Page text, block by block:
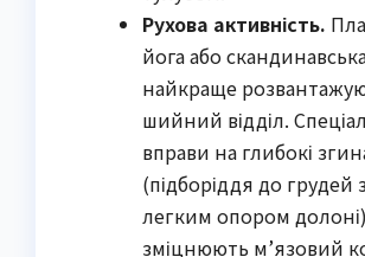
Рухова активність.
йога або
найкраще
шийний відділ.
вправи на глибокі
(підборіддя до грудей
легким опором долоні)
зміцнюють м’язовий